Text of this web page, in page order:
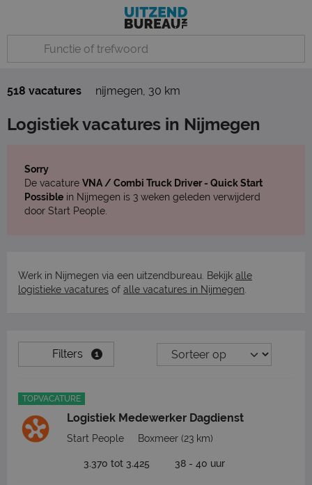
518 vacatures nijmegen, 30 km
Logistiek vacatures in Nijmegen
Sorry
De vacature VNA / Combi Truck Driver - Quick Start
Possible in Nijmegen is 3 weken geleden verwijderd
door Start People.
Werk in Nijmegen via een uitzendbureau. Bekijk alle
logistieke vacatures of alle vacatures in Nijmegen
Filters 1
TOPVACATURE
Logistiek Medewerker Dagdienst
Start People Boxmeer (23 km)
3.370 tot 3.425 38 - 40 uur